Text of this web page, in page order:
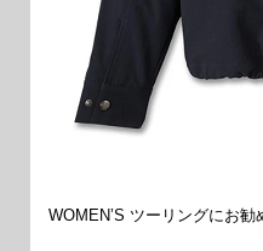
WOMEN’S ツーリングにお勧